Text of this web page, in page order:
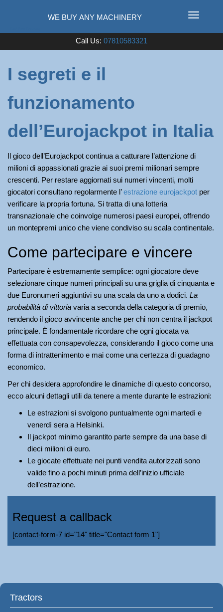
T
g
g
t
i
n
Call Us: 07810583321
I segreti e il
funzionamento
dell’Eurojackpot in Italia
Il gioco dell’Eurojackpot continua a catturare l’attenzione di
milioni di appassionati grazie ai suoi premi milionari sempre
crescenti. Per restare aggiornati sui numeri vincenti, molti
giocatori consultano regolarmente l’estrazione eurojackpot per
verificare la propria fortuna. Si tratta di una lotteria
transnazionale che coinvolge numerosi paesi europei, offrendo
un montepremi unico che viene condiviso su scala continentale.
Come partecipare e vincere
Partecipare è estremamente semplice: ogni giocatore deve
selezionare cinque numeri principali su una griglia di cinquanta e
due Euronumeri aggiuntivi su una scala da uno a dodici. La
probabilità di vittoria varia a seconda della categoria di premio,
rendendo il gioco avvincente anche per chi non centra il jackpot
principale. È fondamentale ricordare che ogni giocata va
effettuata con consapevolezza, considerando il gioco come una
forma di intrattenimento e mai come una certezza di guadagno
economico.
Per chi desidera approfondire le dinamiche di questo concorso,
ecco alcuni dettagli utili da tenere a mente durante le estrazioni:
Le estrazioni si svolgono puntualmente ogni martedì e
venerdì sera a Helsinki.
Il jackpot minimo garantito parte sempre da una base di
dieci milioni di euro.
Le giocate effettuate nei punti vendita autorizzati sono
valide fino a pochi minuti prima dell’inizio ufficiale
dell’estrazione.
Request a callback
[contact-form-7 id="14" title="Contact form 1"]
Tractors